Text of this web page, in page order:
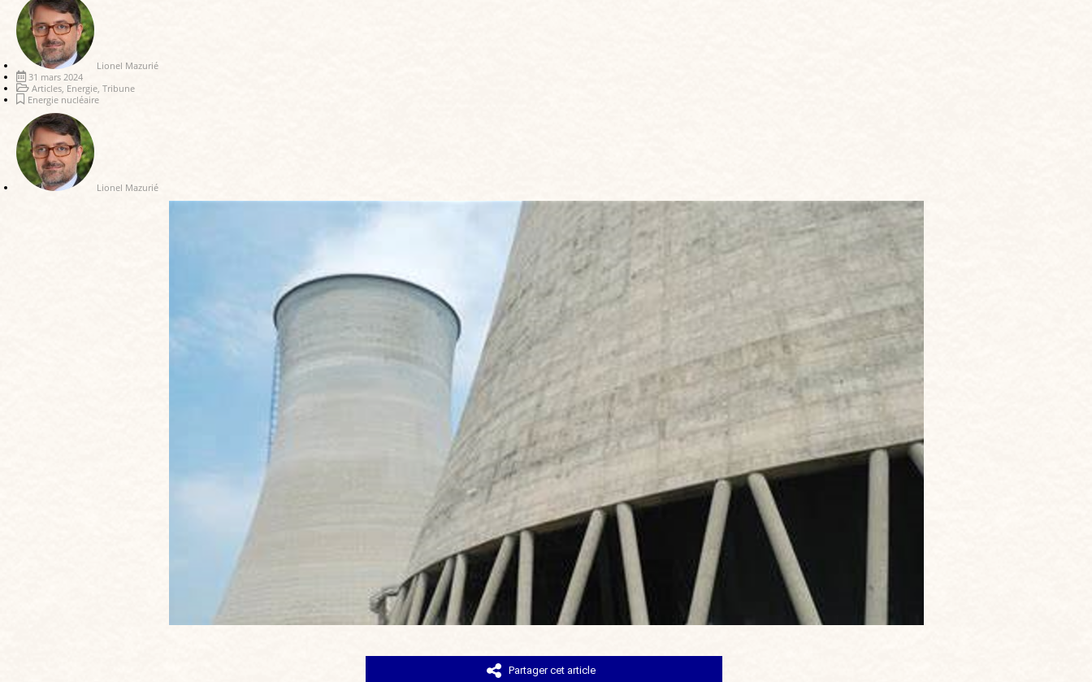
Lionel Mazurié
31 mars 2024
Articles Energie Tribune
Energie nucléaire
Lionel Mazurié
Partager cet article